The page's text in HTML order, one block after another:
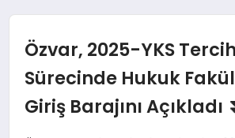
MAGAZIN
Özvar, 2025-YKS Tercih
Sürecinde Hukuk
Giriş Barajını Açıkladı